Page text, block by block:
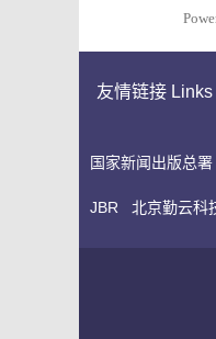
友情链接 Links
国家新闻出版总署
JBR 北京勤云科